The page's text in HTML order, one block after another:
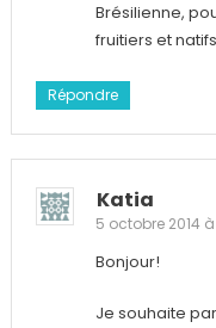
Brésilienne,
fruitiers et
Répondre
Katia
5 octobre 2014
Bonjour!
Je souhaite